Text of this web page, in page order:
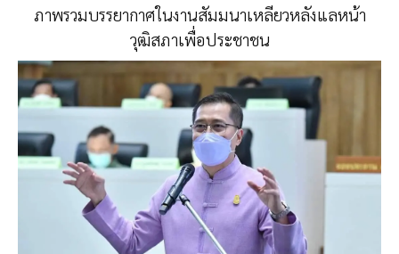
ภาพรวมบรรยากาศในงานสัมมนาเหลียวหลังแลหน้า
วุฒิสภาเพื่อประชาชน